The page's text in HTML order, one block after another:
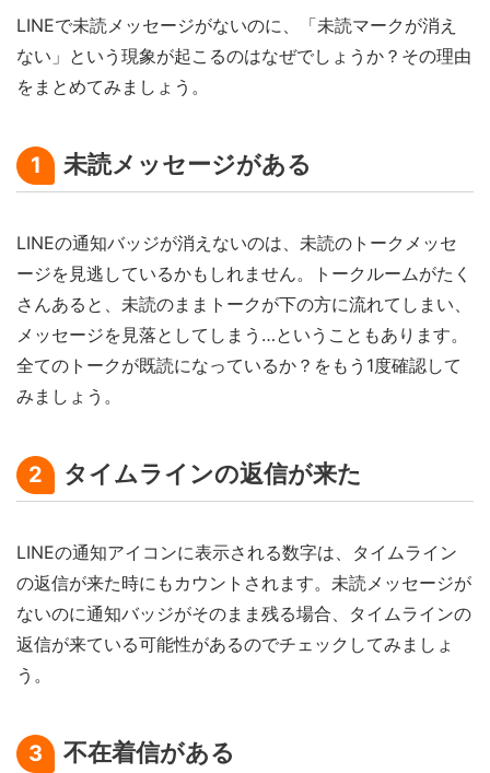
LINEで未読メッセージがないのに、「未読マークが消え
ない」という現象が起こるのはなぜでしょうか？その理由
をまとめてみましょう。
1 未読メッセージがある
LINEの通知バッジが消えないのは、未読のトークメッセ
ージを見逃しているかもしれません。トークルームがたく
さんあると、未読のままトークが下の方に流れてしまい、
メッセージを見落としてしまう…ということもあります。
全てのトークが既読になっているか？をもう1度確認して
みましょう。
2 タイムラインの返信が来た
LINEの通知アイコンに表示される数字は、タイムライン
の返信が来た時にもカウントされます。未読メッセージが
ないのに通知バッジがそのまま残る場合、タイムラインの
返信が来ている可能性があるのでチェックしてみましょ
う。
3 不在着信がある